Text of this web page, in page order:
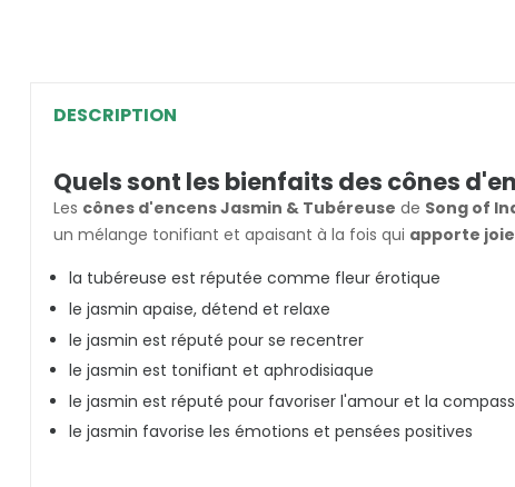
DESCRIPTION
Quels sont les bienfaits des cônes
Les cônes d'encens Jasmin & Tubéreuse de Song of
un mélange tonifiant et apaisant à la fois qui apporte
la tubéreuse est réputée comme fleur érotique
le jasmin apaise, détend et relaxe
le jasmin est réputé pour se recentrer
le jasmin est tonifiant et aphrodisiaque
le jasmin est réputé pour favoriser l'amour et la
le jasmin favorise les émotions et pensées positives